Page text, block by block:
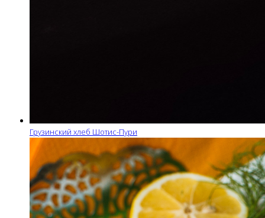
Грузинский хлеб Шотис-Пури